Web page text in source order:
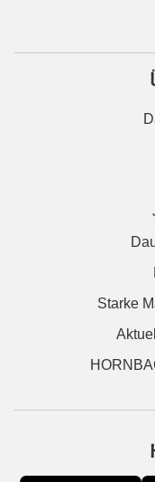
Starke